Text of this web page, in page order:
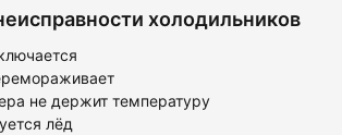
холодильников
не держит температуру
лёд